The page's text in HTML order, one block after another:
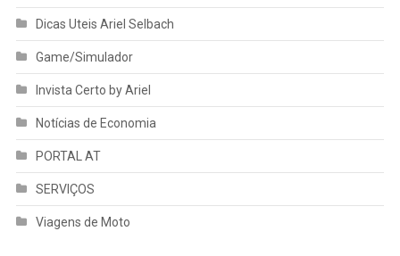
Dicas Uteis Ariel Selbach
Game/Simulador
Invista Certo by Ariel
Notícias de Economia
PORTAL AT
SERVIÇOS
Viagens de Moto